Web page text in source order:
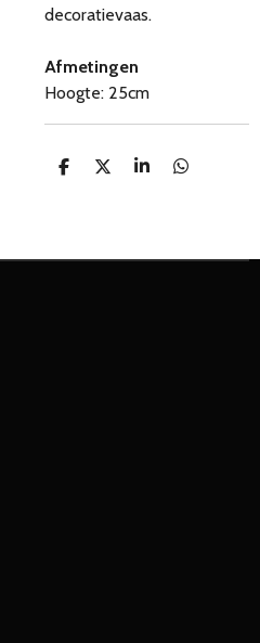
decoratievaas.
Afmetingen
Hoogte: 25cm
D
D
S
D